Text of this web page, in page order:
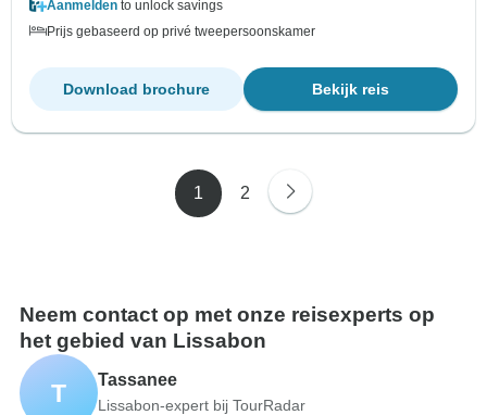
Aanmelden to unlock savings
Prijs gebaseerd op privé tweepersoonskamer
Bekijk reis
Download brochure
1 2
Neem contact op met onze reisexperts op
het gebied van Lissabon
T Tassanee
Lissabon-expert bij TourRadar